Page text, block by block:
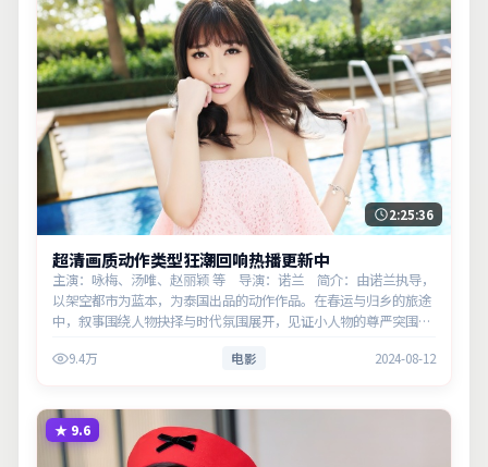
2:25:36
超清画质动作类型狂潮回响热播更新中
主演：咏梅、汤唯、赵丽颖 等 导演：诺兰 简介：由诺兰执导，
以架空都市为蓝本，为泰国出品的动作作品。在春运与归乡的旅途
中，叙事围绕人物抉择与时代氛围展开，见证小人物的尊严突围。
9.4万 电影 2024-08-12
★ 9.6